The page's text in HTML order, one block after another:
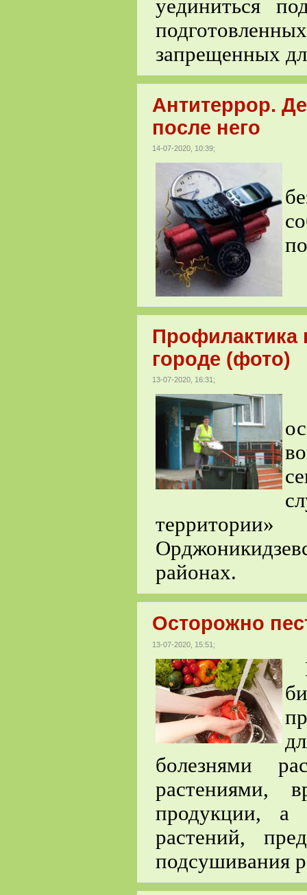
уединиться
запрещенных
Антитеррор.
после него
14-07-2020, 10:39;
Профилактика
городе (фото)
13-07-2020, 16:31;
районах.
Осторожно
13-07-2020, 15:51;
болезнями
растениями,
продукции, а
растений,
подсушивания